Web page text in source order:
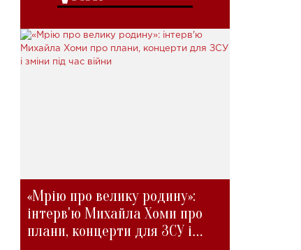
«Мрію про велику родину»:
інтерв'ю Михайла Хоми про
плани, концерти для ЗСУ і